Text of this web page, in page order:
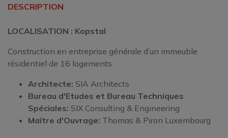
DESCRIPTION
LOCALISATION : Kopstal
Construction en entreprise générale d’un immeuble
résidentiel de 16 logements.
Architecte: SIA Architects
Bureau d'Etudes et Bureau Techniques
Spéciales: SIX Consulting & Engineering
Maître d'Ouvrage: Thomas & Piron Luxembourg